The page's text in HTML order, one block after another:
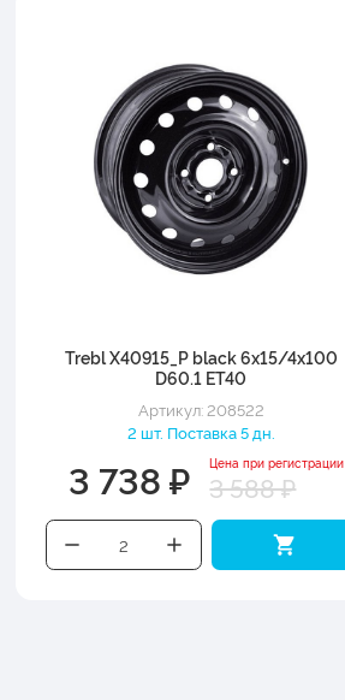
Trebl X40915_P black 6x15/4x100
D60.1 ET40
Артикул: 208522
2 шт. Поставка 5 дн.
3 738 ₽ Цена при регистрации
3 588 ₽